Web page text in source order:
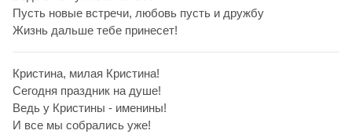
Пусть новые встречи, любовь пусть и дружбу
Жизнь дальше тебе принесет!
Кристина, милая Кристина!
Сегодня праздник на душе!
Ведь у Кристины - именины!
И все мы собрались уже!